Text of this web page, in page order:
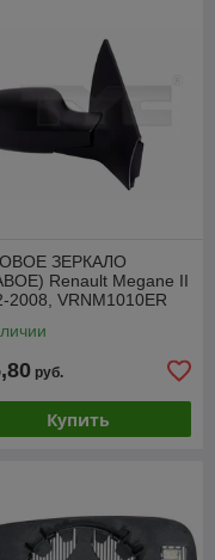
ЗЕРКАЛО
Renault Megane II
2008, VRNM1010ER
руб.
Купить